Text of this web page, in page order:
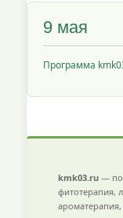
9 мая
Программа
kmk03.ru —
фитотерапия,